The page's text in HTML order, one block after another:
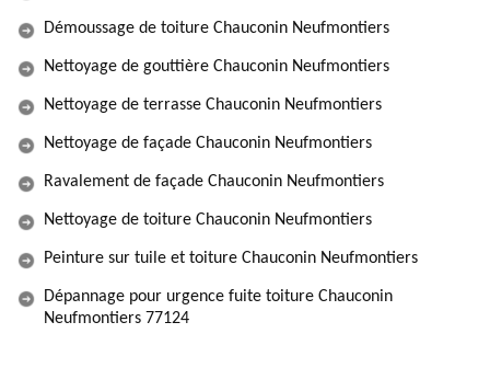
Démoussage de toiture Chauconin Neufmontiers
Nettoyage de gouttière Chauconin Neufmontiers
Nettoyage de terrasse Chauconin Neufmontiers
Nettoyage de façade Chauconin Neufmontiers
Ravalement de façade Chauconin Neufmontiers
Nettoyage de toiture Chauconin Neufmontiers
Peinture sur tuile et toiture Chauconin Neufmontiers
Dépannage pour urgence fuite toiture Chauconin
Neufmontiers 77124